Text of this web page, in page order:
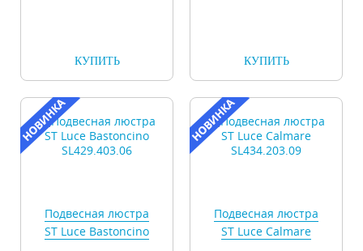
КУПИТЬ КУПИТЬ
Подвесная люстра
ST Luce Bastoncino
Подвесная люстра
ST Luce Calmare